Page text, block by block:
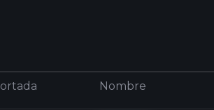
Nombre